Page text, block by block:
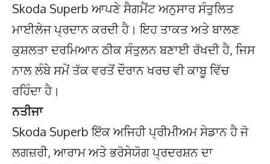
Skoda Superb ਆਪਣੇ ਸੈਗਮੈਂਟ ਅਨੁਸਾਰ ਸੰਤੁਲਿਤ
ਮਾਈਲੇਜ ਪ੍ਰਦਾਨ ਕਰਦੀ ਹੈ। ਇਹ ਤਾਕਤ ਅਤੇ ਬਾਲਣ
ਕੁਸ਼ਲਤਾ ਦਰਮਿਆਨ ਠੀਕ ਸੰਤੁਲਨ ਬਣਾਈ ਰੱਖਦੀ ਹੈ, ਜਿਸ
ਨਾਲ ਲੰਬੇ ਸਮੇਂ ਤੱਕ ਵਰਤੋਂ ਦੌਰਾਨ ਖਰਚ ਵੀ ਕਾਬੂ ਵਿੱਚ
ਰਹਿੰਦਾ ਹੈ।
ਨਤੀਜਾ
Skoda Superb ਇੱਕ ਅਜਿਹੀ ਪ੍ਰੀਮੀਅਮ ਸੇਡਾਨ ਹੈ ਜੋ
ਲਗਜ਼ਰੀ, ਆਰਾਮ ਅਤੇ ਭਰੋਸੇਯੋਗ ਪ੍ਰਦਰਸ਼ਨ ਦਾ